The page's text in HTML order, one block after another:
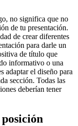
no significa que no
de tu presentación.
de crear diferentes
para darle un
de título que
informativo o una
adaptar el diseño para
sección. Todas las
deberían tener